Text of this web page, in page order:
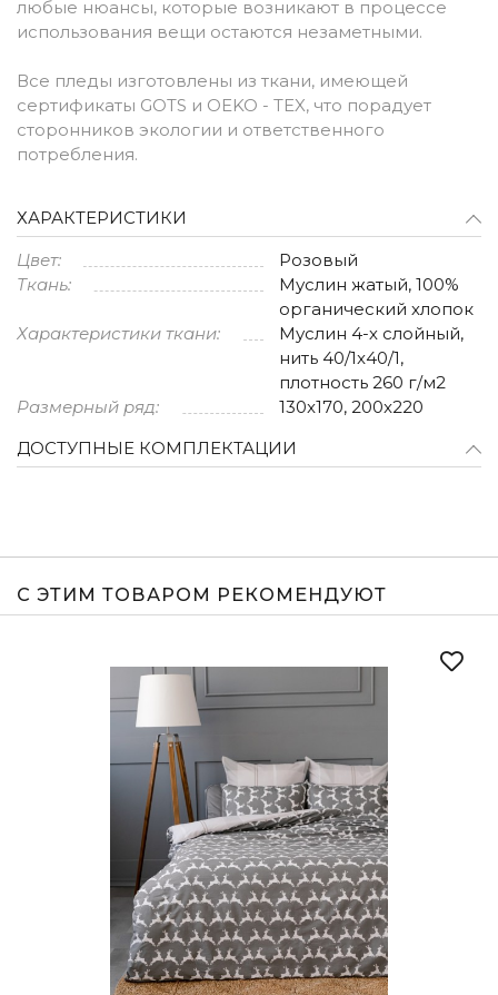
любые нюансы, которые возникают в процессе
использования вещи остаются незаметными.
Все пледы изготовлены из ткани, имеющей
сертификаты GOTS и OEKO - TEX, что порадует
сторонников экологии и ответственного
потребления.
ХАРАКТЕРИСТИКИ
Цвет:
Розовый
Ткань:
Муслин жатый, 100%
органический хлопок
Характеристики ткани:
Муслин 4-х слойный,
нить 40/1x40/1,
плотность 260 г/м2
Размерный ряд:
130x170, 200x220
ДОСТУПНЫЕ КОМПЛЕКТАЦИИ
С ЭТИМ ТОВАРОМ РЕКОМЕНДУЮТ